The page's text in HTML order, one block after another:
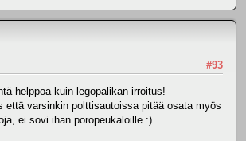
#93
helppoa kuin legopalikan irroitus!
että varsinkin polttisautoissa pitää osata myös
ei sovi ihan poropeukaloille :)